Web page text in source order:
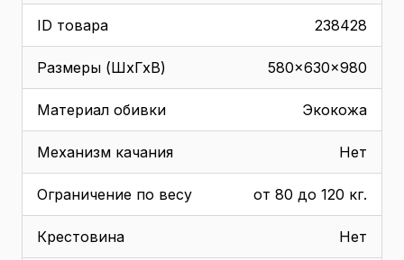
ID товара 238428
Размеры (ШхГхВ) 580x630x980
Материал обивки Экокожа
Механизм качания Нет
Ограничение по весу от 80 до 120 кг.
Крестовина Нет